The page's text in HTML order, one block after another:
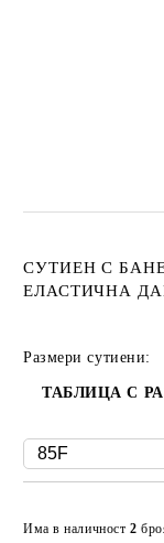
СУТИЕН С
ЕЛАСТИЧНА
Размери сутиени:
ТАБЛИЦА С
Има в наличност 2